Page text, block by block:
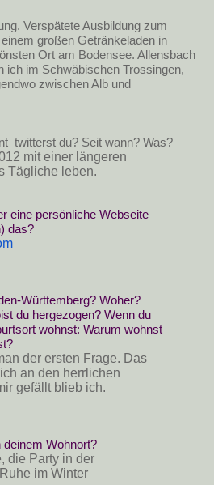
Verspätete Ausbildung zum
großen Getränkeladen in
Ort am Bodensee. Allensbach
ich im Schwäbischen Trossingen,
zwischen Alb und
twitterst du? Seit wann? Was?
mit einer längeren
Tägliche leben.
eine persönliche Webseite
das?
Württemberg? Woher?
du hergezogen? Wenn du
wohnst: Warum wohnst
der ersten Frage. Das
an den herrlichen
gefällt blieb ich.
Wohnort?
die Party in der
im Winter